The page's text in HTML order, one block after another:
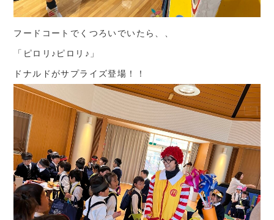
フードコートでくつろいでいたら、、
「ピロリ♪ピロリ♪」
ドナルドがサプライズ登場！！